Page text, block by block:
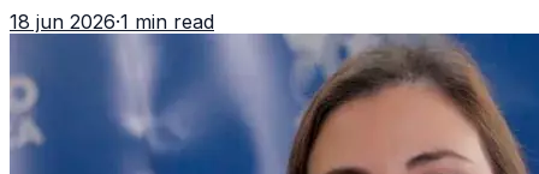
importar edad.
18 jun 2026·1 min read